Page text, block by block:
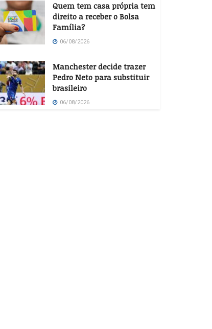
Quem tem casa própria tem
direito a receber o Bolsa
Família?
06/08/2026
Manchester decide trazer
Pedro Neto para substituir
brasileiro
06/08/2026